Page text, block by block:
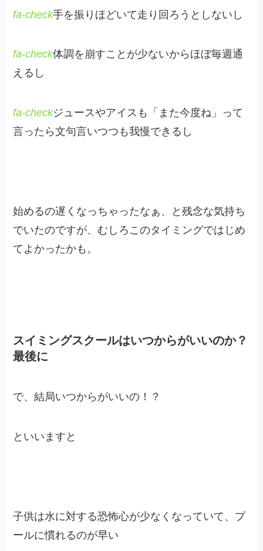
fa-check手を振りほどいて走り回ろうとしないし
fa-check体調を崩すことが少ないからほぼ毎週通
えるし
fa-checkジュースやアイスも「また今度ね」って
言ったら文句言いつつも我慢できるし
始めるの遅くなっちゃったなぁ、と残念な気持ち
でいたのですが、むしろこのタイミングではじめ
てよかったかも。
スイミングスクールはいつからがいいのか？
最後に
で、結局いつからがいいの！？
といいますと
子供は水に対する恐怖心が少なくなっていて、プ
ールに慣れるのが早い